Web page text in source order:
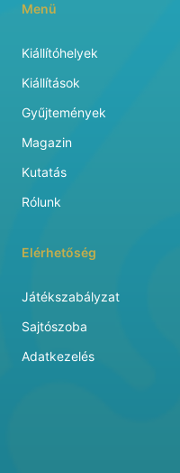
Menü
Kiállítóhelyek
Kiállítások
Gyűjtemények
Magazin
Kutatás
Rólunk
Elérhetőség
Játékszabályzat
Sajtószoba
Adatkezelés